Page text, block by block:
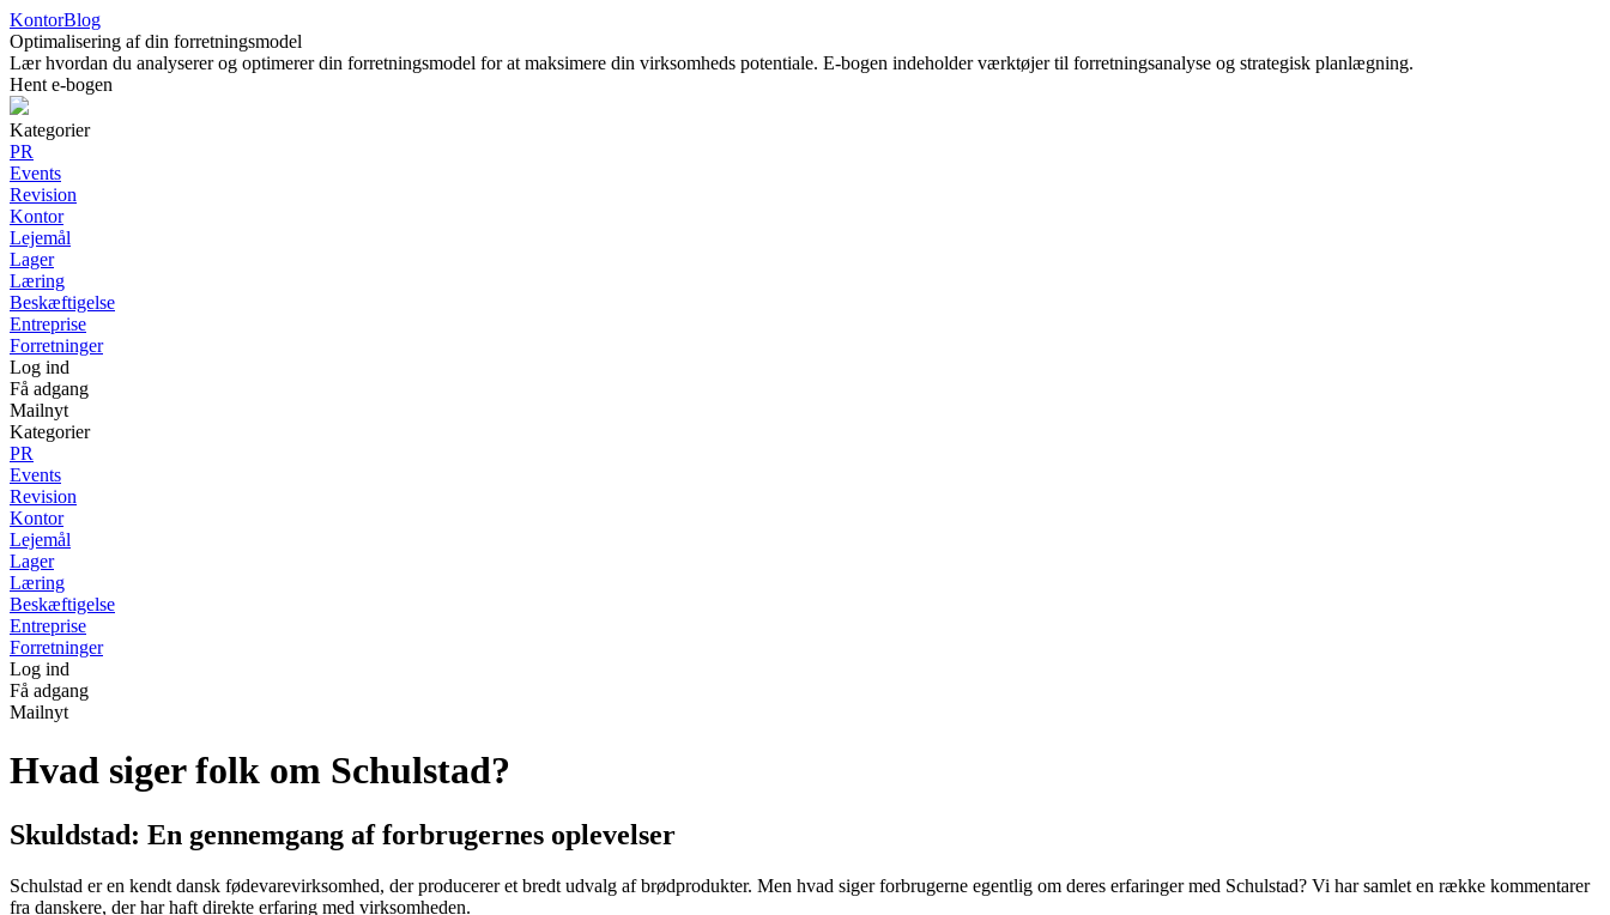
KontorBlog
Optimalisering af din forretningsmodel
Lær hvordan du analyserer og optimerer din forretningsmodel for at maksimere din virksomheds potentiale. E-bogen indeholder værktøjer til forretningsanalyse og strategisk planlægning.
Hent e-bogen
Kategorier
PR
Events
Revision
Kontor
Lejemål
Lager
Læring
Beskæftigelse
Entreprise
Forretninger
Log ind
Få adgang
Mailnyt
Kategorier
PR
Events
Revision
Kontor
Lejemål
Lager
Læring
Beskæftigelse
Entreprise
Forretninger
Log ind
Få adgang
Mailnyt
Hvad siger folk om Schulstad?
Skuldstad: En gennemgang af forbrugernes oplevelser
Schulstad er en kendt dansk fødevarevirksomhed, der producerer et bredt udvalg af brødprodukter. Men hvad siger forbrugerne egentlig om deres erfaringer med Schulstad? Vi har samlet en række kommentarer
fra danskere, der har haft direkte erfaring med virksomheden.